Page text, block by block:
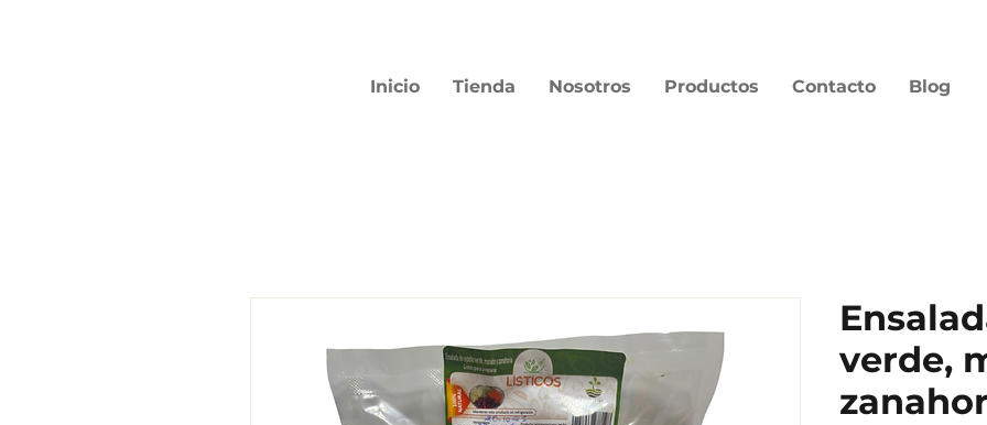
Inicio Tienda Nosotros Productos Contacto Blog
verde,